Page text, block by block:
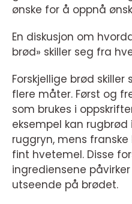
ønske for å oppnå
En diskusjon om
brød» skiller seg fra
Forskjellige brød
flere måter. Først og
som brukes i
eksempel kan
ruggryn, mens
fint hvetemel. Disse
ingrediensene
utseende på brødet.